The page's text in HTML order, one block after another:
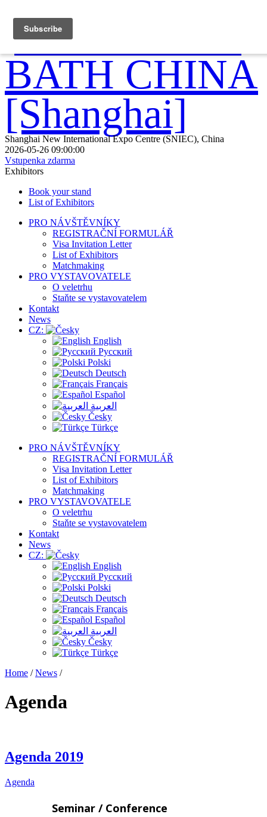
Shanghai New International Expo Centre (SNIEC), China
2026-05-26 09:00:00
Vstupenka zdarma
Exhibitors
Book your stand
List of Exhibitors
PRO NÁVŠTĚVNÍKY
REGISTRAČNÍ FORMULÁŘ
Visa Invitation Letter
List of Exhibitors
Matchmaking
PRO VYSTAVOVATELE
O veletrhu
Staňte se vystavovatelem
Kontakt
News
CZ:
English
Русский
Polski
Deutsch
Français
Español
العربية
Česky
Türkçe
PRO NÁVŠTĚVNÍKY
REGISTRAČNÍ FORMULÁŘ
Visa Invitation Letter
List of Exhibitors
Matchmaking
PRO VYSTAVOVATELE
O veletrhu
Staňte se vystavovatelem
Kontakt
News
CZ:
English
Русский
Polski
Deutsch
Français
Español
العربية
Česky
Türkçe
Home /News /
Agenda
Agenda 2019
Agenda
Seminar / Conference